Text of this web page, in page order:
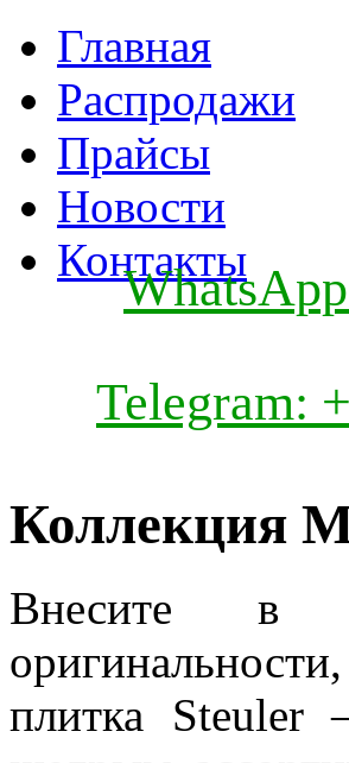
Главная
Распродажи
Прайсы
Новости
Контакты
Telegram:
Коллекция
Внесите в
плитка Steuler